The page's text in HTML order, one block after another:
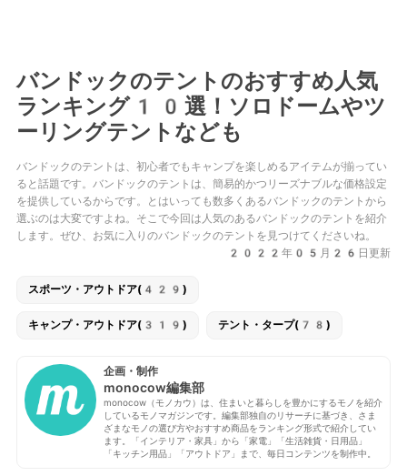
バンドックのテントのおすすめ人気
ランキング10選！ソロドームやツ
ーリングテントなども
バンドックのテントは、初心者でもキャンプを楽しめるアイテムが揃ってい
ると話題です。バンドックのテントは、簡易的かつリーズナブルな価格設定
を提供しているからです。とはいっても数多くあるバンドックのテントから
選ぶのは大変ですよね。そこで今回は人気のあるバンドックのテントを紹介
します。ぜひ、お気に入りのバンドックのテントを見つけてくださいね。
2022年05月26日更新
スポーツ・アウトドア(429)
キャンプ・アウトドア(319) テント・タープ(78)
企画・制作
monocow編集部
monocow（モノカウ）は、住まいと暮らしを豊かにするモノを紹介
しているモノマガジンです。編集部独自のリサーチに基づき、さま
ざまなモノの選び方やおすすめ商品をランキング形式で紹介してい
ます。「インテリア・家具」から「家電」「生活雑貨・日用品」
「キッチン用品」「アウトドア」まで、毎日コンテンツを制作中。